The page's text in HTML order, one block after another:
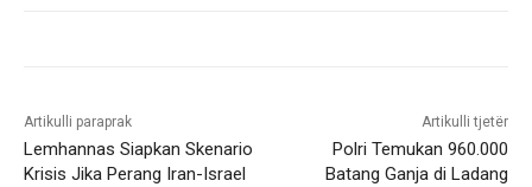
Artikulli paraprak
Lemhannas Siapkan Skenario
Krisis Jika Perang Iran-Israel
Artikulli tjetër
Polri Temukan 960.000
Batang Ganja di Ladang